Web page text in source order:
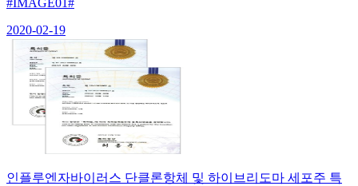
#IMAGE01#
2020-02-19
인플루엔자바이러스 단클론항체 및 하이브리도마 세포주 특